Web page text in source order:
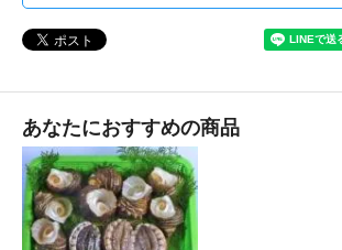
あなたにおすすめの商品